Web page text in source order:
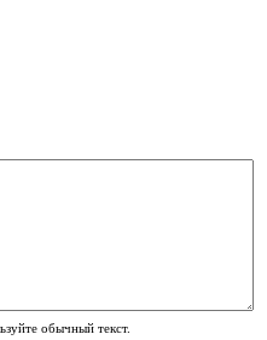
обычный текст.